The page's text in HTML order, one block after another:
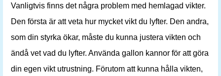
Vanligtvis finns det några problem med hemlagad vikter.
Den första är att veta hur mycket vikt du lyfter. Den andra,
som din styrka ökar, måste du kunna justera vikten och
ändå vet vad du lyfter. Använda gallon kannor för att göra
din egen vikt utrustning. Förutom att kunna hålla vikten,